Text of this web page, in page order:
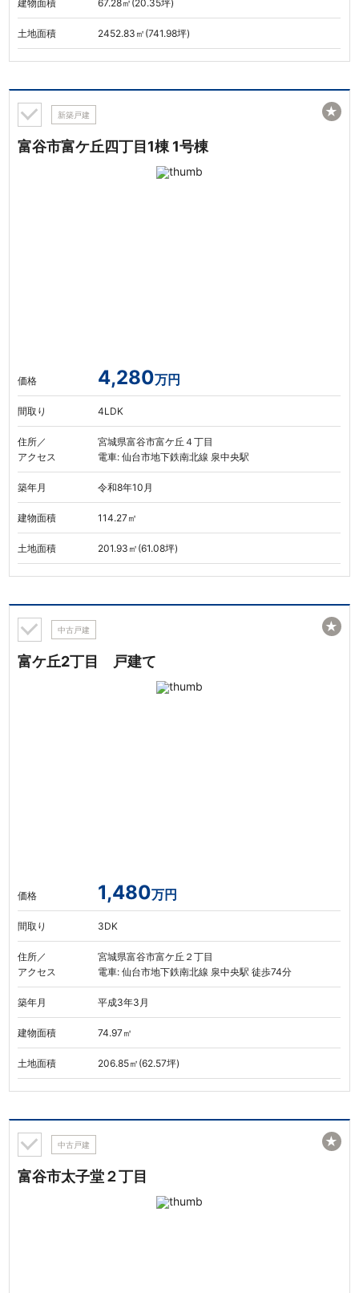
建物面積 67.28㎡(20.35坪)
土地面積 2452.83㎡(741.98坪)
新築戸建
富谷市富ケ丘四丁目1棟 1号棟
価格 4,280万円
間取り 4LDK
住所／
アクセス
宮城県富谷市富ケ丘４丁目
電車: 仙台市地下鉄南北線 泉中央駅
築年月 令和8年10月
建物面積 114.27㎡
土地面積 201.93㎡(61.08坪)
★
中古戸建
富ケ丘2丁目 戸建て
価格 1,480万円
間取り 3DK
住所／
アクセス
宮城県富谷市富ケ丘２丁目
電車: 仙台市地下鉄南北線 泉中央駅 徒歩74分
築年月 平成3年3月
建物面積 74.97㎡
土地面積 206.85㎡(62.57坪)
★
中古戸建
富谷市太子堂２丁目
★